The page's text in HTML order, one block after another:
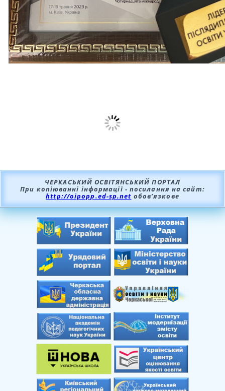
ЧЕРКАСЬКИЙ ОСВІТЯНСЬКИЙ ПОРТАЛ
При копіюванні інформації - посилання на сайт:
http://oipopp.ed-sp.net обов’язкове